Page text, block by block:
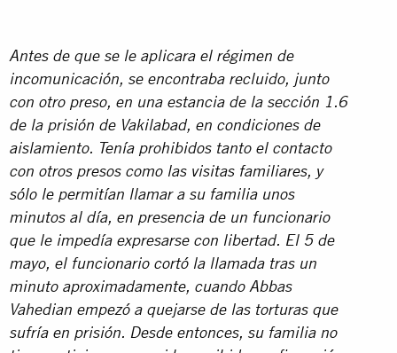
Antes de que se le aplicara el régimen de
incomunicación, se encontraba recluido, junto
con otro preso, en una estancia de la sección 1.6
de la prisión de Vakilabad, en condiciones de
aislamiento. Tenía prohibidos tanto el contacto
con otros presos como las visitas familiares, y
sólo le permitían llamar a su familia unos
minutos al día, en presencia de un funcionario
que le impedía expresarse con libertad. El 5 de
mayo, el funcionario cortó la llamada tras un
minuto aproximadamente, cuando Abbas
Vahedian empezó a quejarse de las torturas que
sufría en prisión. Desde entonces, su familia no